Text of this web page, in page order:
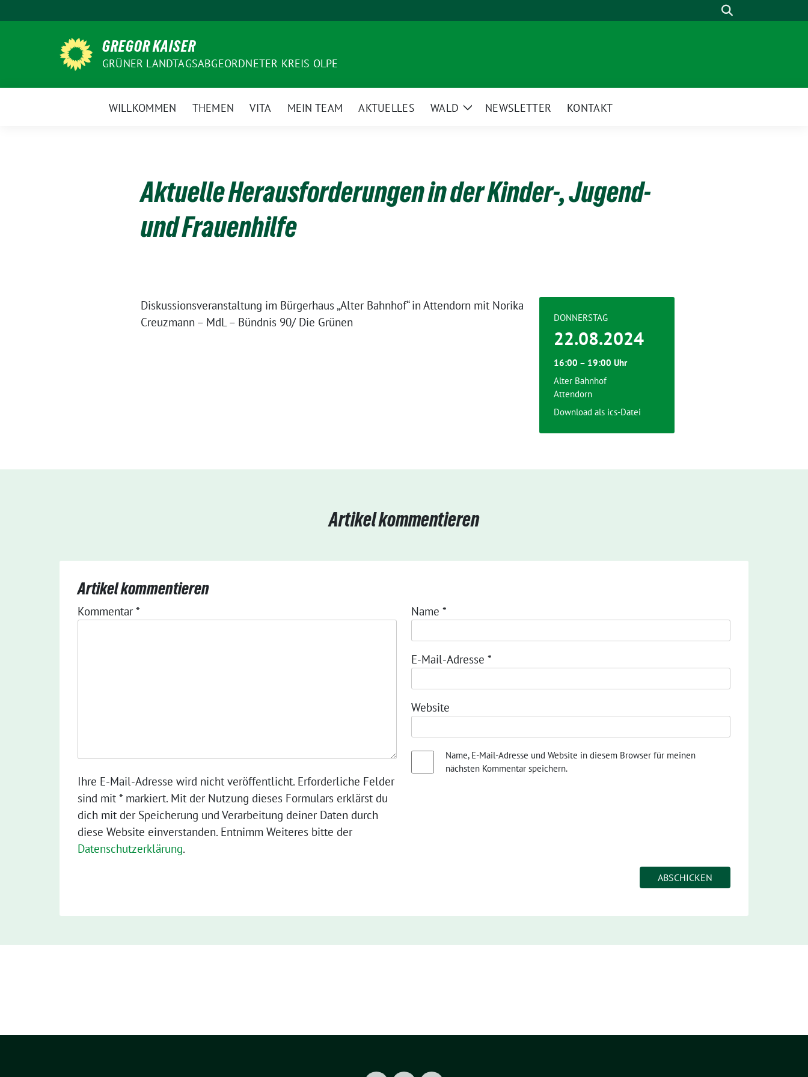
zum
Suche
GREGOR KAISER
GRÜNER LANDTAGSABGEORDNETER KREIS OLPE
WILLKOMMEN THEMEN VITA MEIN TEAM AKTUELLES WALD
ZeigeNEWSLETTER KONTAKT
Aktuelle Herausforderungen in der Kinder-, Jugend-
und Frauenhilfe
Diskussionsveranstaltung im Bürgerhaus „Alter Bahnhof“ in Attendorn mit Norika
Creuzmann – MdL – Bündnis 90/ Die Grünen
DONNERSTAG
22.08.2024
16:00 – 19:00 Uhr
Alter Bahnhof
Attendorn
Download als ics-Datei
Artikel kommentieren
Artikel kommentieren
Kommentar*
Ihre E-Mail-Adresse wird nicht veröffentlicht. Erforderliche Felder
sind mit * markiert. Mit der Nutzung dieses Formulars erklärst du
dich mit der Speicherung und Verarbeitung deiner Daten durch
diese Website einverstanden. Entnimm Weiteres bitte der
Datenschutzerklärung.
Name *
E-Mail-Adresse *
Website
Name, E-Mail-Adresse und Website in diesem Browser für meinen
nächsten Kommentar speichern.